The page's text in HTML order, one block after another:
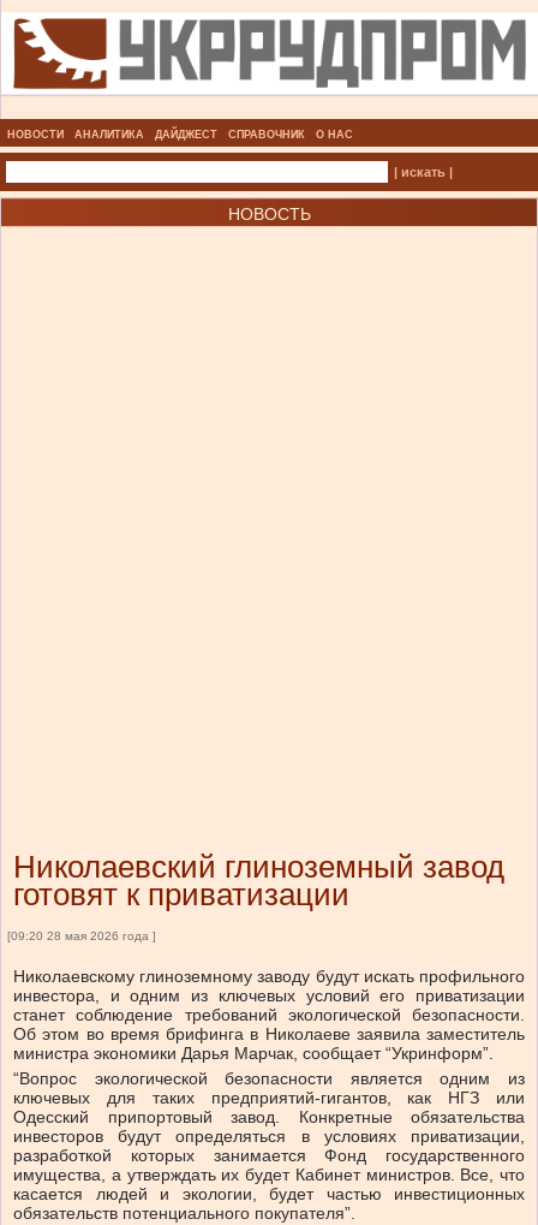
НОВОСТИ АНАЛИТИКА ДАЙДЖЕСТ СПРАВОЧНИК О НАС
| искать |
НОВОСТЬ
Николаевский глиноземный завод
готовят к приватизации
[09:20 28 мая 2026 года ]
Николаевскому глиноземному заводу будут искать профильного
инвестора, и одним из ключевых условий его приватизации
станет соблюдение требований экологической безопасности.
Об этом во время брифинга в Николаеве заявила заместитель
министра экономики Дарья Марчак, сообщает “Укринформ”.
“Вопрос экологической безопасности является одним из
ключевых для таких предприятий-гигантов, как НГЗ или
Одесский припортовый завод. Конкретные обязательства
инвесторов будут определяться в условиях приватизации,
разработкой которых занимается Фонд государственного
имущества, а утверждать их будет Кабинет министров. Все, что
касается людей и экологии, будет частью инвестиционных
обязательств потенциального покупателя”.